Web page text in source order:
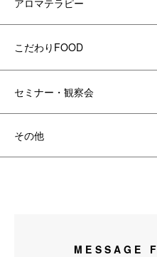
アロマテラピー
こだわりFOOD
セミナー・観察会
その他
MESSAGE